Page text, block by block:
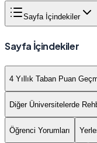
Sayfa İçindekiler
Sayfa İçindekiler
4 Yıllık Taban Puan
Diğer Üniversitelerde
Öğrenci Yorumları